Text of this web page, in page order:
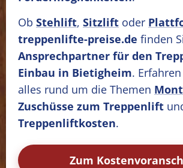
Ob Stehlift, Sitzlift oder
treppenlifte-preise.de finden
Ansprechpartner für den
Einbau in Bietigheim.
alles rund um die Themen
Zuschüsse zum Treppenlift
Treppenliftkosten.
Zum